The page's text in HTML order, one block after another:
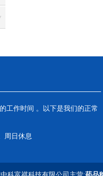
工作时间 。以下是我们的正常
周日休息